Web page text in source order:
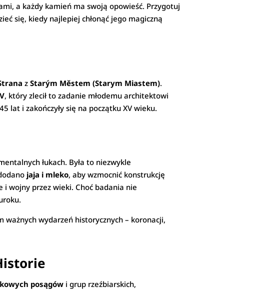
a każdy kamień ma swoją opowieść. Przygotuj
się, kiedy najlepiej chłonąć jego magiczną
zStarým Městem (Starym Miastem).
, który zlecił to zadanie młodemu architektowi
lat i zakończyły się na początku XV wieku.
łukach. Była to niezwykle
jaja i mleko, aby wzmocnić konstrukcję
i wojny przez wieki. Choć badania nie
wydarzeń historycznych – koronacji,
posągów i grup rzeźbiarskich,